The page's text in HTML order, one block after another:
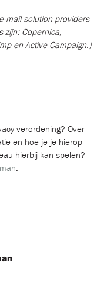
mail solution providers
zijn: Copernica,
en Active Campaign.)
verordening? Over
en hoe je je hierop
hierbij kan spelen?
.